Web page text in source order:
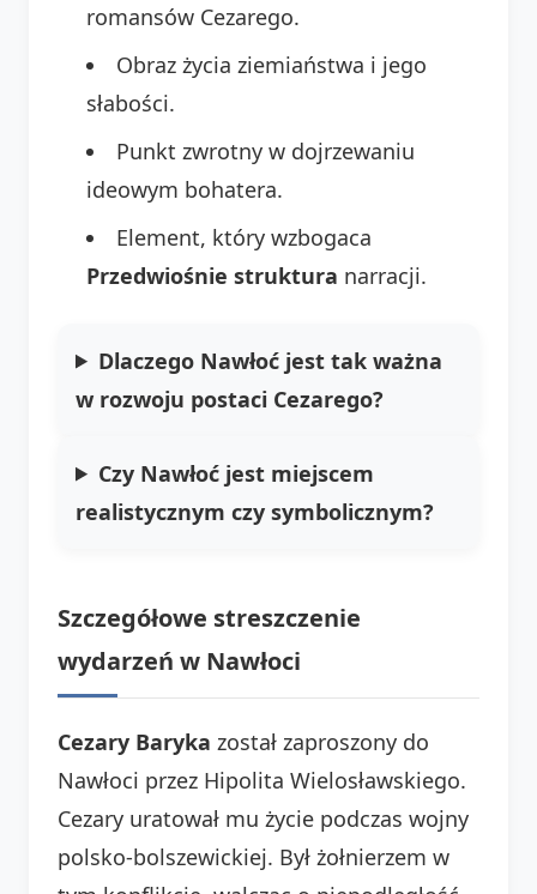
romansów Cezarego.
Obraz życia ziemiaństwa i jego
słabości.
Punkt zwrotny w dojrzewaniu
ideowym bohatera.
Element, który wzbogaca
Przedwiośnie struktura narracji.
Dlaczego Nawłoć jest tak ważna
w rozwoju postaci Cezarego?
Czy Nawłoć jest miejscem
realistycznym czy symbolicznym?
Szczegółowe streszczenie
wydarzeń w Nawłoci
Cezary Baryka został zaproszony do
Nawłoci przez Hipolita Wielosławskiego.
Cezary uratował mu życie podczas wojny
polsko-bolszewickiej. Był żołnierzem w